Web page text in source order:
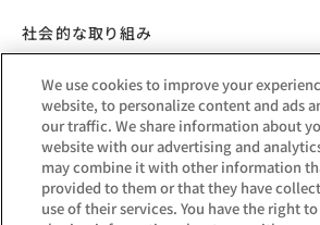
社会的な取り組み
採用情報
グループ会社
We use cookies to improve your
website, to personalize content and ads
our traffic. We share information about
website with our advertising and
may combine it with other information
provided to them or that they have
use of their services. You have the right